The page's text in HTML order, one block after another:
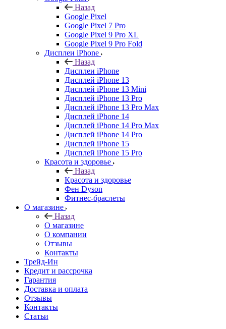
Назад
Google Pixel
Google Pixel 7 Pro
Google Pixel 9 Pro XL
Google Pixel 9 Pro Fold
Дисплеи iPhone
Назад
Дисплеи iPhone
Дисплей iPhone 13
Дисплей iPhone 13 Mini
Дисплей iPhone 13 Pro
Дисплей iPhone 13 Pro Max
Дисплей iPhone 14
Дисплей iPhone 14 Pro Max
Дисплей iPhone 14 Pro
Дисплей iPhone 15
Дисплей iPhone 15 Pro
Красота и здоровье
Назад
Красота и здоровье
Фен Dyson
Фитнес-браслеты
О магазине
Назад
О магазине
О компании
Отзывы
Контакты
Трейд-Ин
Кредит и рассрочка
Гарантия
Доставка и оплата
Отзывы
Контакты
Статьи